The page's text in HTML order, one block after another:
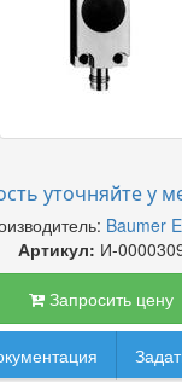
уточняйте у
Baumer
Артикул: И-
Запросить цену